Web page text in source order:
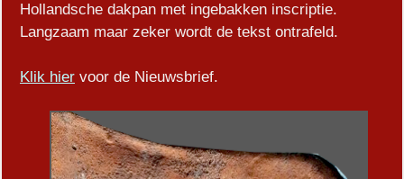
Hollandsche dakpan met ingebakken inscriptie.
Langzaam maar zeker wordt de tekst ontrafeld.
Klik hier voor de Nieuwsbrief.